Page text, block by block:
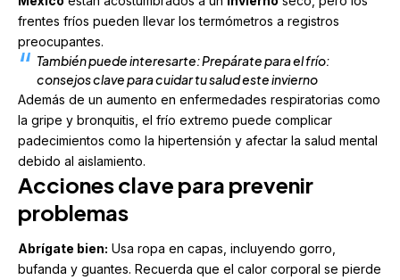
frentes fríos pueden llevar los termómetros a registros
preocupantes.
También puede interesarte:Prepárate para el frío:
consejos clave para cuidar tu salud este invierno
Además de un aumento en enfermedades respiratorias como
la gripe y bronquitis, el frío extremo puede complicar
padecimientos como la hipertensión y afectar la salud mental
debido al aislamiento.
Acciones clave para prevenir
problemas
Abrígate bien: Usa ropa en capas, incluyendo gorro,
bufanda y guantes. Recuerda que el calor corporal se pierde